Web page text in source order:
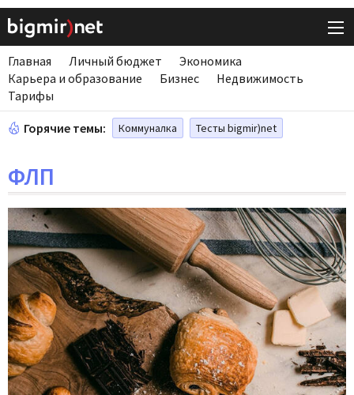
Главная Личный бюджет
Экономика
Карьера и образование
Бизнес
Недвижимость
Тарифы
Горячие темы: Коммуналка Тесты bigmir)net
ФЛП